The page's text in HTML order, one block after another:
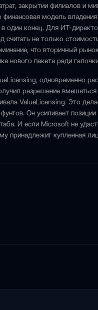
закрытии филиалов и
модель
один конец. Для ИТ-
не только
что вторичный
нового пакета ради
одновременно
разрешение
ValueLicensing. Это
Он усиливает
И если Microsoft не
купленная